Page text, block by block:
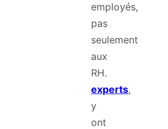
employés,
pas
seulement
aux
RH.
experts,
y
ont